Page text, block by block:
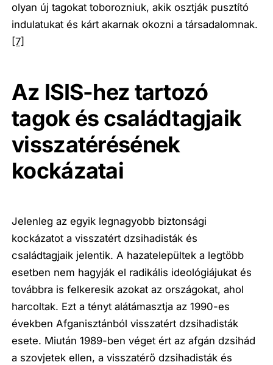
olyan új tagokat toborozniuk, akik osztják pusztító
indulatukat és kárt akarnak okozni a társadalomnak.
[7]
Az ISIS-hez tartozó
tagok és családtagjaik
visszatérésének
kockázatai
Jelenleg az egyik legnagyobb biztonsági
kockázatot a visszatért dzsihadisták és
családtagjaik jelentik. A hazatelepültek a legtöbb
esetben nem hagyják el radikális ideológiájukat és
továbbra is felkeresik azokat az országokat, ahol
harcoltak. Ezt a tényt alátámasztja az 1990-es
években Afganisztánból visszatért dzsihadisták
esete. Miután 1989-ben véget ért az afgán dzsihád
a szovjetek ellen, a visszatérő dzsihadisták és